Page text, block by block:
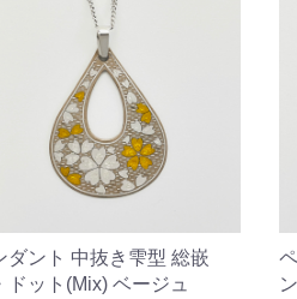
ダント 中抜き雫型 総嵌
ドット(Mix) ベージュ